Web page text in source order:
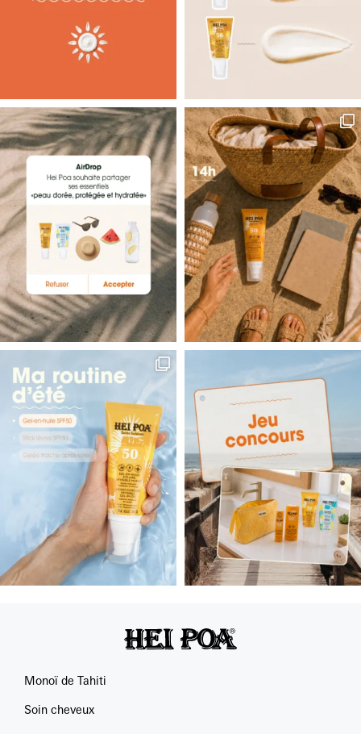
de votre chevelure avec nos différentssoins cheveux
une expérience sensorielle unique au monoï à travers nos
cartes cadeaux beauté
OFFREZ-VOUS UN MOMENT
D’ÉVASION AVEC NOTRE
MONOÏ DE TAHITI AO
Parce que lemonoï de Tahiti est un produit exotique venu
d’ailleurs, il vous invite continuellement au voyage. Le monoï
est une huile de beauté traditionnelle utilisée en Polynésie
française depuis des siècles, notamment ensoin du corps.
Les Polynésiennes utilisent cet élixir de beauté sur leur peau et
leurs cheveux commesoin hydratant. En plus de ses
propriétés nourrissantes, son parfum envoûtant ne manquera
pas de vous faire voyager. Cette senteur si particulière à la fleur
de tiaré vous transportera directement sur les îles
paradisiaques de Polynésie : découvrez noscoffrets soin
femme au monoï. Été comme hiver, profitez d’un instant
d’évasion avec nossoins au monoï.
Monoï de Tahiti
Soin cheveux